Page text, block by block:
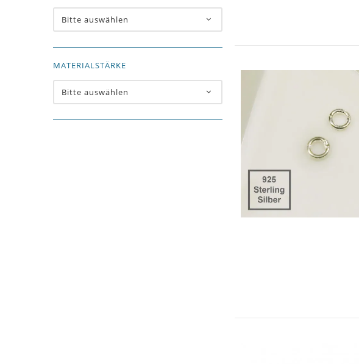
Bitte auswählen
MATERIALSTÄRKE
Bitte auswählen